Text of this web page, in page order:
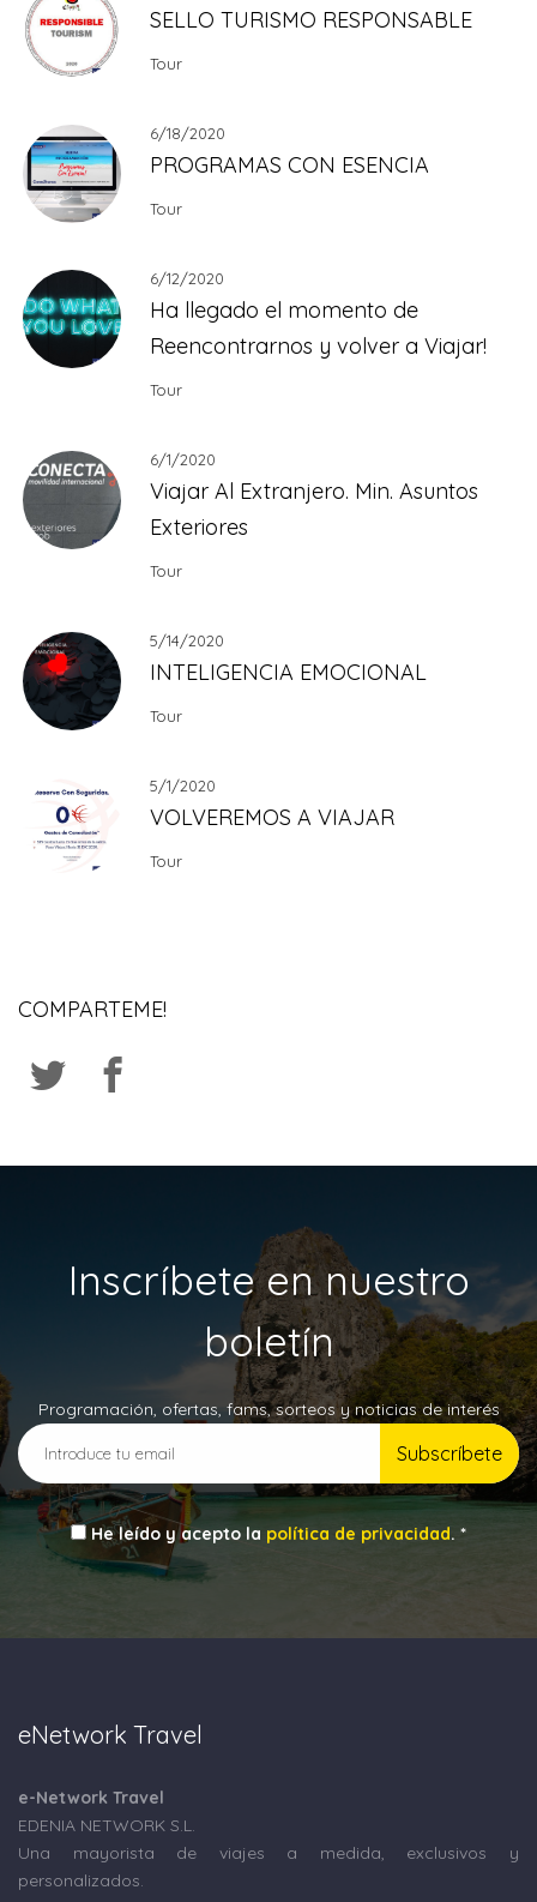
SELLO TURISMO RESPONSABLE
Tour
6/18/2020
PROGRAMAS CON ESENCIA
Tour
6/12/2020
Ha llegado el momento de
Reencontrarnos y volver a Viajar!
Tour
6/1/2020
Viajar Al Extranjero. Min. Asuntos
Exteriores
Tour
5/14/2020
INTELIGENCIA EMOCIONAL
Tour
5/1/2020
VOLVEREMOS A VIAJAR
Tour
COMPARTEME!
Inscríbete en nuestro
boletín
Programación, ofertas, fams, sorteos y noticias de interés
Subscríbete
He leído y acepto la política de privacidad. *
eNetwork Travel
e-Network Travel
EDENIA NETWORK S.L.
Una mayorista de viajes a medida, exclusivos y
personalizados.